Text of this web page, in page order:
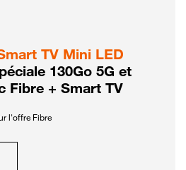
TV Mini LED
130Go 5G et
Fibre + Smart TV
l'offre Fibre